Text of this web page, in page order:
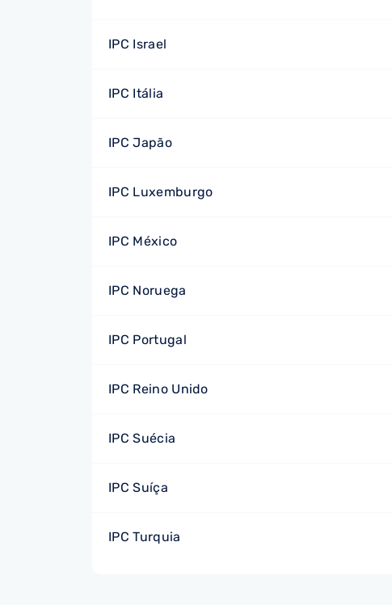
IPC Israel
IPC Itália
IPC Japão
IPC Luxemburgo
IPC México
IPC Noruega
IPC Portugal
IPC Reino Unido
IPC Suécia
IPC Suíça
IPC Turquia